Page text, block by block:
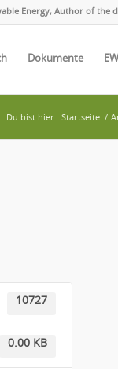
Energy, Author of the
Dokumente
Du bist hier: Startseite /
10727
0.00 KB